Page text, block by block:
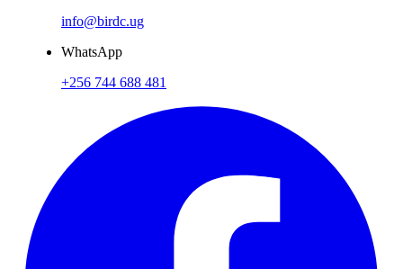
info@birdc.ug
WhatsApp
+256 744 688 481